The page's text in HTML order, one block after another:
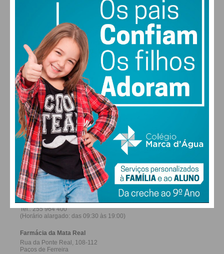
DOM SEG
30°
TER
31
QUA
FARMACIAS DE SERVIÇO EM PAÇOS DE
FERREIRA